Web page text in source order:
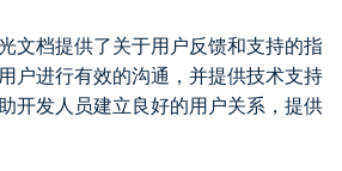
文档提供了关于用户反馈和支持的指
户进行有效的沟通，并提供技术支持
开发人员建立良好的用户关系，提供